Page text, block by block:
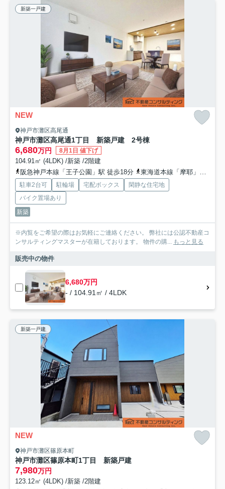
新築一戸建
NEW
神戸市灘区高尾通
神戸市灘区高尾通1丁目 新築戸建 2号棟
6,680万円 8月1日 値下げ
104.91㎡ (4LDK) /新築 /2階建
阪急神戸本線「王子公園」駅 徒歩18分
東海道本線「摩耶」駅 徒歩23分
駐車2台可 駐輪場 宅配ボックス
閑静な住宅地
バイク置場あり
新築
※内覧をご希望の際はお気軽にご連絡ください。 弊社には公認不動産コ
ンサルティングマスターが在籍しております。 物件の購... もっと見る
販売中の物件
6,680万円
- / 104.91㎡ / 4LDK
新築一戸建
NEW
神戸市灘区篠原本町
神戸市灘区篠原本町1丁目 新築戸建
7,980万円
123.12㎡ (4LDK) /新築 /2階建